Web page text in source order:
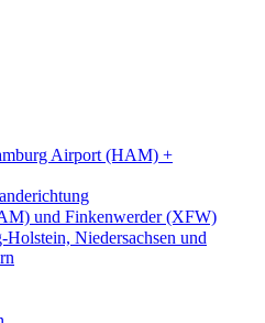
Airport (HAM) +
und Finkenwerder (XFW)
Niedersachsen und